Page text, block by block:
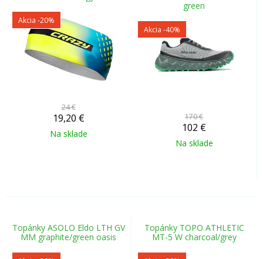
Akcia -20%
24 €
19,20 €
Na sklade
green
Akcia -40%
170 €
102 €
Na sklade
Topánky ASOLO Eldo LTH GV
MM graphite/green oasis
Topánky TOPO ATHLETIC
MT-5 W charcoal/grey